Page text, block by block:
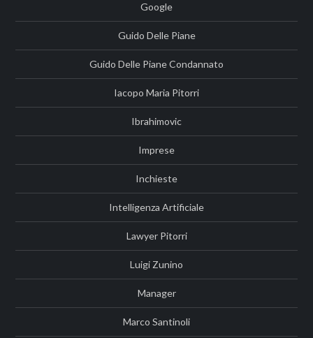
Google
Guido Delle Piane
Guido Delle Piane Condannato
Iacopo Maria Pitorri
Ibrahimovic
Imprese
Inchieste
Intelligenza Artificiale
Lawyer Pitorri
Luigi Zunino
Manager
Marco Santinoli